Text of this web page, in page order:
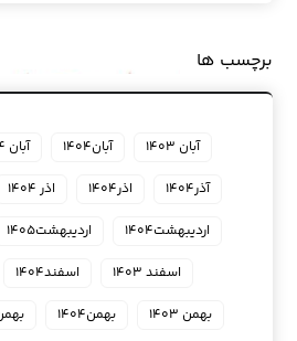
برچسب ها
آبان ۱۴۰۳ آبان۱۴۰۴ آبان ۱۴۰۴
آذر۱۴۰۴
اذر۱۴۰۴ اذر ۱۴۰۴
اردیبهشت۱۴۰۴
اردیبهشت۱۴۰۵
اسفند ۱۴۰۳
اسفند۱۴۰۴
بهمن ۱۴۰۳
بهمن۱۴۰۴ بهمن